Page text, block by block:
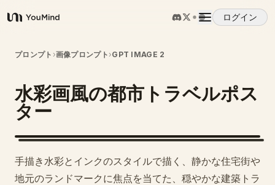
YouMind
ログイン
概要
ユースケース
スキル
プロンプト
プロンプト ›画像プロンプト ›GPT IMAGE 2
水彩画風の都市トラベルポス
ター
手描き水彩とインクのスタイルで描く、静かな住宅街や
地元のランドマークに焦点を当てた、穏やかな建築トラ